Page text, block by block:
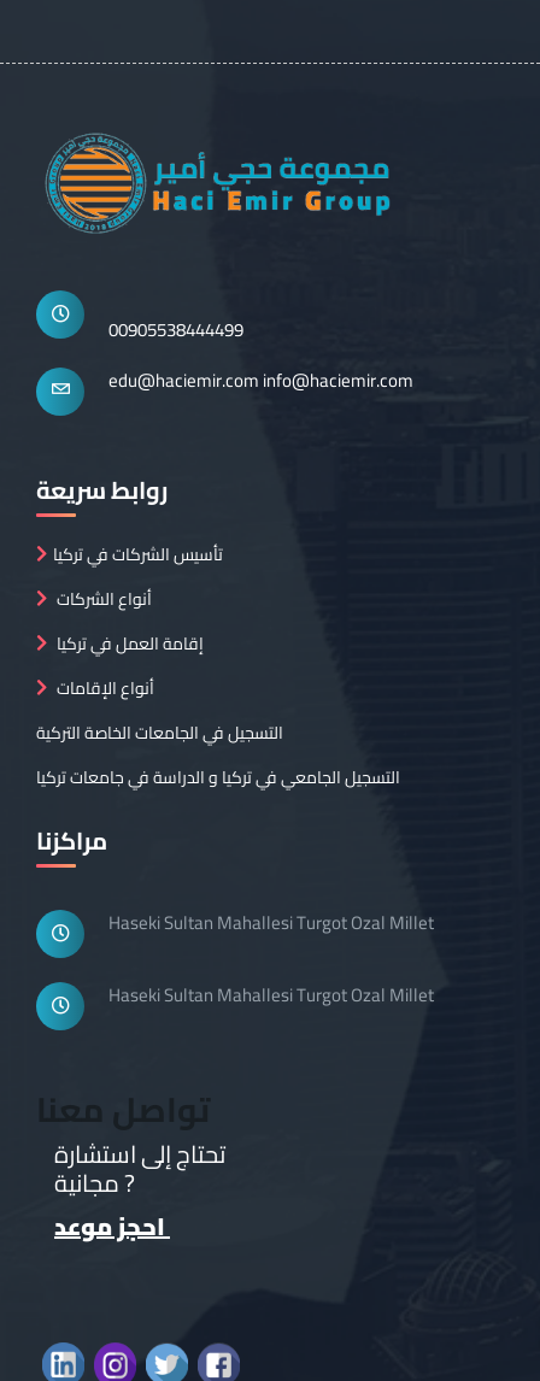
00905538444499
edu@haciemir.cominfo@haciemir.com
روابط سريعة
تأسيس الشركات في تركيا
أنواع الشركات
إقامة العمل في تركيا
أنواع الإقامات
التسجيل في الجامعات الخاصة التركية
التسجيل الجامعي في تركيا و الدراسة في جامعات تركيا
مراكزنا
Haseki Sultan Mahallesi Turgot Ozal Millet
Haseki Sultan Mahallesi Turgot Ozal Millet
تواصل معنا
تحتاج إلى استشارة
مجانية ?
احجز موعد